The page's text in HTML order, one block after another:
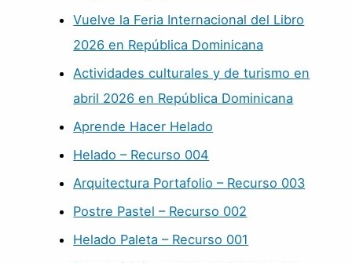
Vuelve la Feria Internacional del Libro
2026 en República Dominicana
Actividades culturales y de turismo en
abril 2026 en República Dominicana
Aprende Hacer Helado
Helado – Recurso 004
Arquitectura Portafolio – Recurso 003
Postre Pastel – Recurso 002
Helado Paleta – Recurso 001